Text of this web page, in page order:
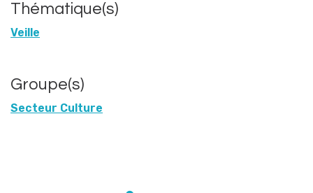
Thématique(s)
Veille
Groupe(s)
Secteur Culture